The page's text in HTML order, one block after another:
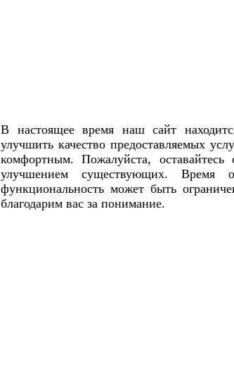
В настоящее время наш сайт
улучшить качество предоставляемых
комфортным. Пожалуйста,
улучшением существующих.
функциональность может быть
благодарим вас за понимание.